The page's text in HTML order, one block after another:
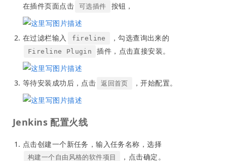
在插件页面点击
可选插件 按钮，
在过滤栏输入 fireline ，勾选查询出来的
Fireline Plugin 插件，点击直接安装。
等待安装成功后，点击 返回首页 ，开始配置。
Jenkins 配置火线
点击创建一个新任务，输入任务名称，选择
构建一个自由风格的软件项目 ，点击确定。